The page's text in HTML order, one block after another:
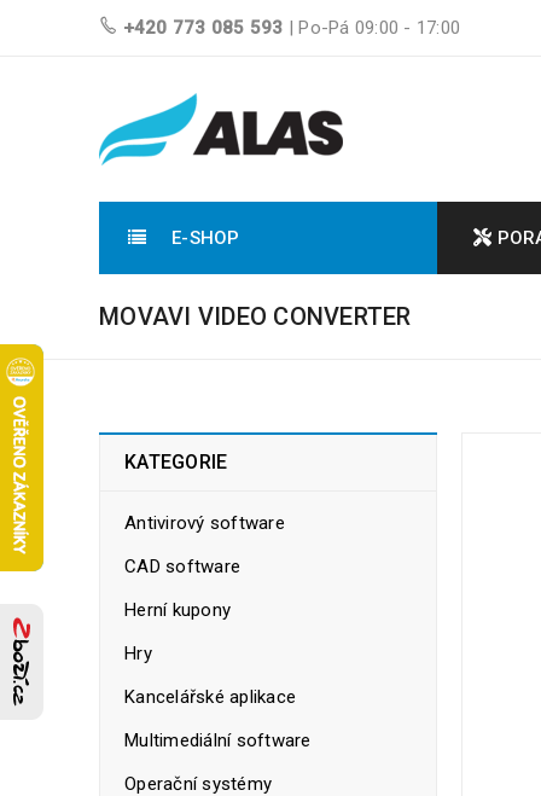
+420 773 085 593 | Po-Pá 09:00 - 17:00
E-SHOP
MOVAVI VIDEO CONVERTER
KATEGORIE
Antivirový software
CAD software
Herní kupony
Hry
Kancelářské aplikace
Multimediální software
Operační systémy